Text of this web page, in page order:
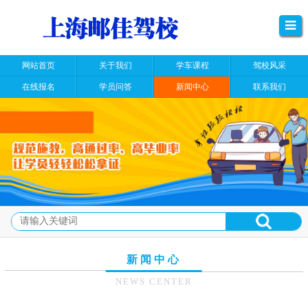
网站首页 关于我们 学车课程 驾校风采
在线报名 学员问答 新闻中心 联系我们
新闻中心
NEWS CENTER